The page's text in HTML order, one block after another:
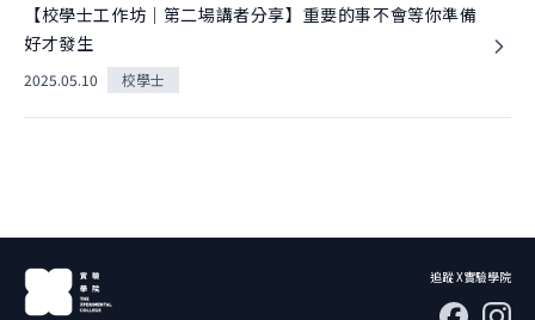
【校學士工作坊｜第二場講者分享】重要的事不會等你準備
好才發生
2025.05.10 校學士
追蹤 X實驗學院